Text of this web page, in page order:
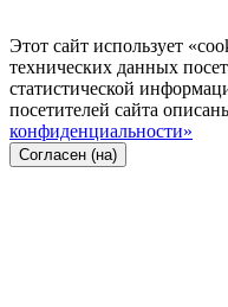
Этот сайт использует
технических данных
статистической
посетителей сайта
конфиденциальности»
Согласен (на)